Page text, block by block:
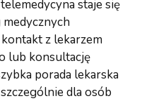
staje się
medycznych
z lekarzem
lub konsultację
porada lekarska
dla osób